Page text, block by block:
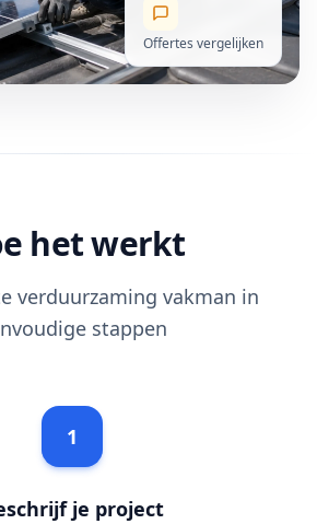
Offertes vergelijken
het werkt
verduurzaming vakman in
stappen
1
je project